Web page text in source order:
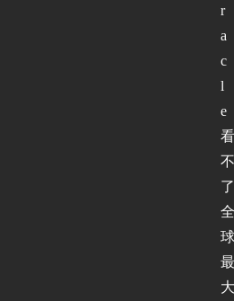
r
a
c
l
e
看
不
了
全
球
最
大